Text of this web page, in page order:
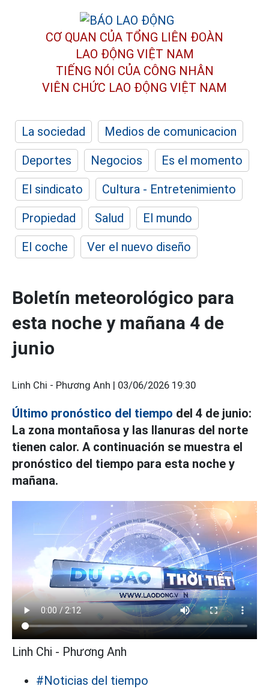
CƠ QUAN CỦA TỔNG LIÊN ĐOÀN
LAO ĐỘNG VIỆT NAM
TIẾNG NÓI CỦA CÔNG NHÂN
VIÊN CHỨC LAO ĐỘNG VIỆT NAM
La sociedad
Medios de comunicacion
Deportes
Negocios
Es el momento
El sindicato
Cultura - Entretenimiento
Propiedad
Salud
El mundo
El coche
Ver el nuevo diseño
Boletín meteorológico para
esta noche y mañana 4 de
junio
Linh Chi - Phương Anh | 03/06/2026 19:30
Último pronóstico del tiempo del 4 de junio:
La zona montañosa y las llanuras del norte
tienen calor. A continuación se muestra el
pronóstico del tiempo para esta noche y
mañana.
Linh Chi - Phương Anh
#Noticias del tiempo